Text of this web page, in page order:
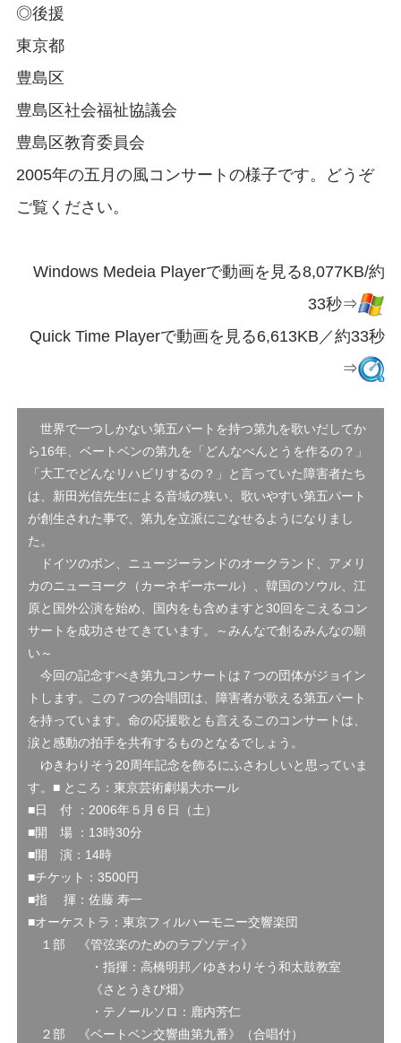
◎後援
東京都
豊島区
豊島区社会福祉協議会
豊島区教育委員会
2005年の五月の風コンサートの様子です。どうぞ
ご覧ください。
Windows Medeia Playerで動画を見る8,077KB/約
33秒⇒
Quick Time Playerで動画を見る6,613KB／約33秒
⇒
世界で一つしかない第五パートを持つ第九を歌いだしてか
ら16年、ベートベンの第九を「どんなべんとうを作るの？」
「大工でどんなリハビリするの？」と言っていた障害者たち
は、新田光信先生による音域の狭い、歌いやすい第五パート
が創生された事で、第九を立派にこなせるようになりまし
た。
ドイツのボン、ニュージーランドのオークランド、アメリ
カのニューヨーク（カーネギーホール）、韓国のソウル、江
原と国外公演を始め、国内をも含めますと30回をこえるコン
サートを成功させてきています。
～みんなで創るみんなの願
い～
今回の記念すべき第九コンサートは７つの団体がジョイン
トします。この７つの合唱団は、障害者が歌える第五パート
を持っています。命の応援歌とも言えるこのコンサートは、
涙と感動の拍手を共有するものとなるでしょう。
ゆきわりそう20周年記念を飾るにふさわしいと思っていま
す。 ■ ところ：東京芸術劇場大ホール
■日 付 ：2006年５月６日（土）
■開 場 ：13時30分
■開 演：14時
■チケット：3500円
■指 揮：佐藤 寿一
■オーケストラ：東京フィルハーモニー交響楽団
１部 《管弦楽のためのラプソディ》
・指揮：高橋明邦／ゆきわりそう和太鼓教室
《さとうきび畑》
・テノールソロ：鹿内芳仁
２部 《ベートベン交響曲第九番》（合唱付）